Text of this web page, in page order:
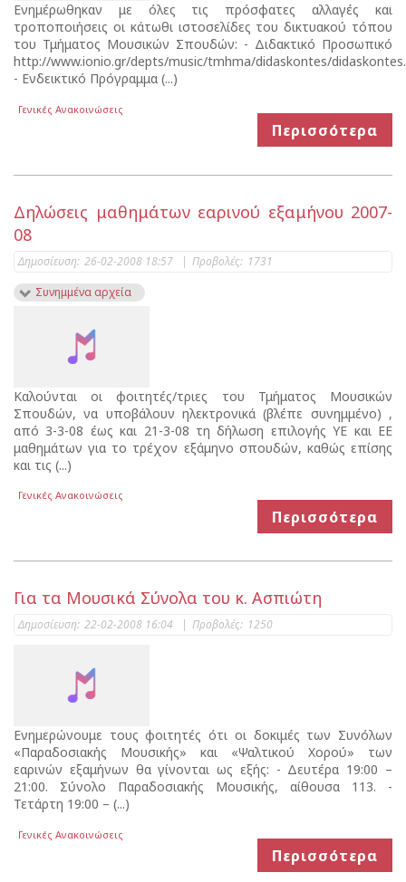
Ενημέρωθηκαν με όλες τις πρόσφατες αλλαγές και
τροποποιήσεις οι κάτωθι ιστοσελίδες του δικτυακού τόπου
του Τμήματος Μουσικών Σπουδών: - Διδακτικό Προσωπικό
http://www.ionio.gr/depts/music/tmhma/didaskontes/
- Ενδεικτικό Πρόγραμμα (...)
Γενικές Ανακοινώσεις
Περισσότερα
Δηλώσεις μαθημάτων εαρινού εξαμήνου 2007-
08
Δημοσίευση: 26-02-2008 18:57 | Προβολές: 1731
Συνημμένα αρχεία
Καλούνται οι φοιτητές/τριες του Τμήματος Μουσικών
Σπουδών, να υποβάλουν ηλεκτρονικά (βλέπε συνημμένο) ,
από 3-3-08 έως και 21-3-08 τη δήλωση επιλογής ΥΕ και ΕΕ
μαθημάτων για το τρέχον εξάμηνο σπουδών, καθώς επίσης
και τις (...)
Γενικές Ανακοινώσεις
Περισσότερα
Για τα Μουσικά Σύνολα του κ. Ασπιώτη
Δημοσίευση: 22-02-2008 16:04 | Προβολές: 1250
Ενημερώνουμε τους φοιτητές ότι οι δοκιμές των Συνόλων
«Παραδοσιακής Μουσικής» και «Ψαλτικού Χορού» των
εαρινών εξαμήνων θα γίνονται ως εξής: - Δευτέρα 19:00 –
21:00. Σύνολο Παραδοσιακής Μουσικής, αίθουσα 113. -
Τετάρτη 19:00 – (...)
Γενικές Ανακοινώσεις
Περισσότερα